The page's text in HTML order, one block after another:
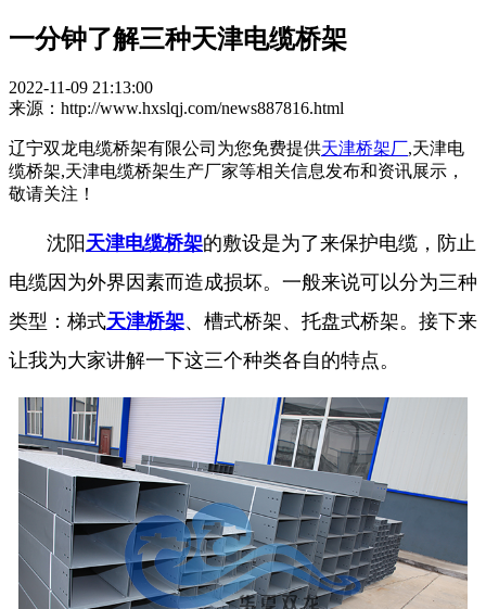
一分钟了解三种天津电缆桥架
2022-11-09 21:13:00
来源：http://www.hxslqj.com/news887816.html
辽宁双龙电缆桥架有限公司为您免费提供天津桥架厂,天津电
缆桥架,天津电缆桥架生产厂家等相关信息发布和资讯展示，
敬请关注！
沈阳天津电缆桥架的敷设是为了来保护电缆，防止
电缆因为外界因素而造成损坏。一般来说可以分为三种
类型：梯式天津桥架、槽式桥架、托盘式桥架。接下来
让我为大家讲解一下这三个种类各自的特点。